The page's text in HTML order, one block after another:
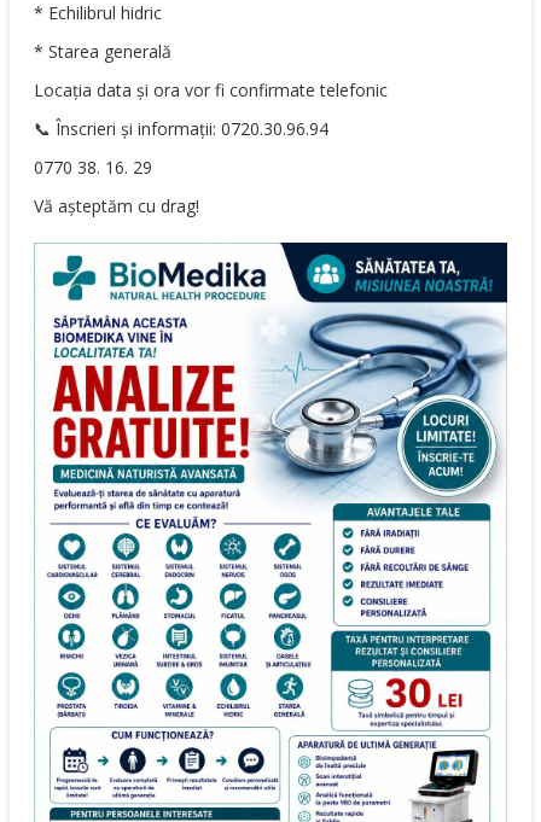
* Echilibrul hidric
* Starea generală
Locația data și ora vor fi confirmate telefonic
📞 Înscrieri și informații: 0720.30.96.94
0770 38. 16. 29
Vă așteptăm cu drag!